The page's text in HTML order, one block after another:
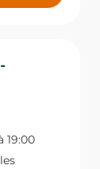
19:00